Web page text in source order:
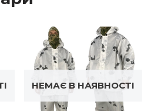
НЕМАЄ В НАЯВНОСТІ